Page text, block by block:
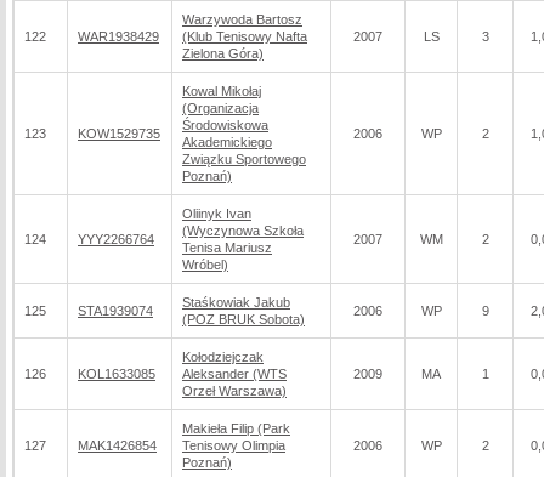
122 WAR1938429
Warzywoda Bartosz
(Klub Tenisowy Nafta
Zielona Góra)
2007 LS 3
123 KOW1529735
Kowal Mikołaj
(Organizacja
Środowiskowa
Akademickiego
Związku Sportowego
Poznań)
2006 WP 2
124 YYY2266764
Oliinyk Ivan
(Wyczynowa Szkoła
Tenisa Mariusz
Wróbel)
2007 WM 2
125 STA1939074
Staśkowiak Jakub
(POZ BRUK Sobota)
2006 WP 9
126 KOL1633085
Kołodziejczak
Aleksander (WTS
Orzeł Warszawa)
2009 MA 1
127 MAK1426854
Makieła Filip (Park
Tenisowy Olimpia
Poznań)
2006 WP 2